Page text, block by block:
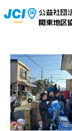
公益社団
関東地区